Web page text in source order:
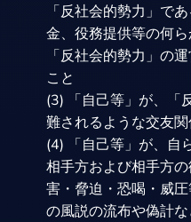
「反社会的勢力」で
金、役務提供等の何ら
「反社会的勢力」の
こと
(3) 「自己等」が、「
難されるような交友
(4) 「自己等」が、自
相手方および相手方
害・脅迫・恐喝・威
の風説の流布や偽計な